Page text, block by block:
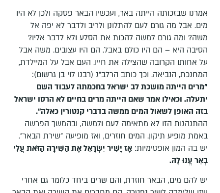
אמרנו שבזכותה הייתה באר, ועכשיו הבאר פסקה ולכן לא היו
מים. אבל מה גורם לעם להתלונן ולריב ולדבר לא יפה אל
משה? ומה גורם למשה להכות את הסלע ולא לדבר אליו?
הסיבה היא – הם היו כולם באבל. הם היו עצובים. משה אבל
על אחותו הקרובה שהצילה את חייו. העם אבל על המיילדת,
המחנכת, הנביאה. וכך כותב הרלב"ג (רבנו לוי בן גרשום):
"מרים הייתה מושכת לב ישראל בחכמתה לעבוד השם
יתעלה. וכאילו אמר שאם הייתה מרים בחיים לא הרסו ישראל
בזה האופן לשאול המים ממשה בדברי קנטורין כאלה".
ההתנהגות הזו לא מתאימה לעם ולמשה, ובהמשך הפרשה
באמת מופיע תיקון. המים חוזרים, ואז מופיעה "שירת הבאר".
יש בה המון אופטימיות: אָז יָשִׁיר יִשְׂרָאֵל אֶת הַשִּׁירָה הַזֹּאת עֲלִי
בְאֵר עֱנוּ לָהּ.
יש להם מים, הבאר חוזרת, והם שרים ביחד כלומר גם אחרי